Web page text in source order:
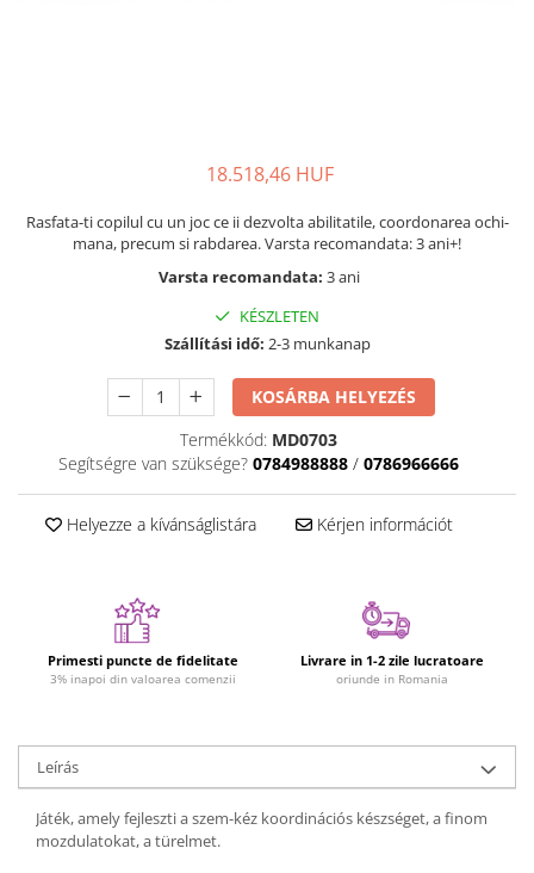
Gyerekkonyhák
Gyerek munkapadok
Gyerek Halloween jelmezek
Reborn babák
Játékállatok
Dínós játékok
Háziállat figurák
Montessori játékok
Különleges igények és Down-
szindróma
Számos játékok
Numberblocks készletek
Motoros készségfejlesztő játékok
Ajándékok 12 éves gyerekeknek
18.518,46 HUF
Rasfata-ti copilul cu un joc ce ii dezvolta abilitatile, coordonarea ochi-
mana, precum si rabdarea. Varsta recomandata: 3 ani+!
Varsta recomandata: 3 ani
KÉSZLETEN
Szállítási idő: 2-3 munkanap
KOSÁRBA HELYEZÉS
Termékkód: MD0703
Segítségre van szüksége? 0784988888 / 0786966666
Helyezze a kívánságlistára Kérjen információt
Primesti puncte de fidelitate
3% inapoi din valoarea comenzii
Livrare in 1-2 zile lucratoare
oriunde in Romania
Leírás
Játék, amely fejleszti a szem-kéz koordinációs készséget, a finom
mozdulatokat, a türelmet.